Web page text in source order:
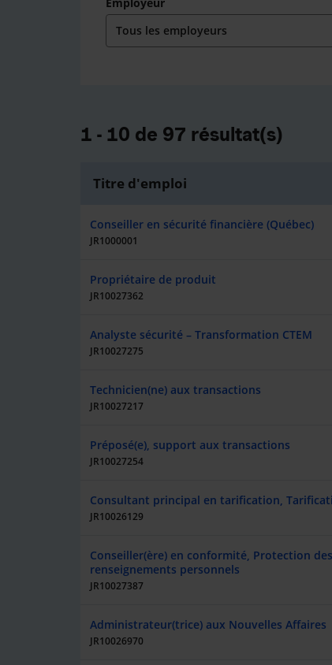
1 - 10 de 97 résultat(s)
Titre d'emploi
Conseiller en sécurité financière (Québec)
JR1000001
Propriétaire de produit
JR10027362
Analyste sécurité – Transformation CTEM
JR10027275
Technicien(ne) aux transactions
JR10027217
Préposé(e), support aux transactions
JR10027254
Consultant principal en tarification,
JR10026129
Conseiller(ère) en conformité, Protection des
renseignements personnels
JR10027387
Administrateur(trice) aux Nouvelles Affaires
JR10026970